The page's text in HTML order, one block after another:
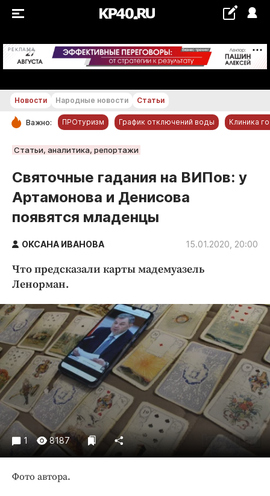
РЕКЛАМА +20...+21 °С
РУБРИКИ
Новости компаний
Статьи
Народные новости
Авто и транспорт
Криминал
Недвижимость и ЖКХ
Образование
Общество
Погода
Праздники
Происшествия
Спорт
Экономика и бизнес
Новости Народные новости Статьи
Важно: ПРОтуризм График отключений воды Клиника
Статьи, аналитика, репортажи
Святочные гадания на ВИПов: у
Артамонова и Денисова
появятся младенцы
ОКСАНА ИВАНОВА 15.01.2020, 20:00
Что предсказали карты мадемуазель
Ленорман.
1 8187
Фото автора.